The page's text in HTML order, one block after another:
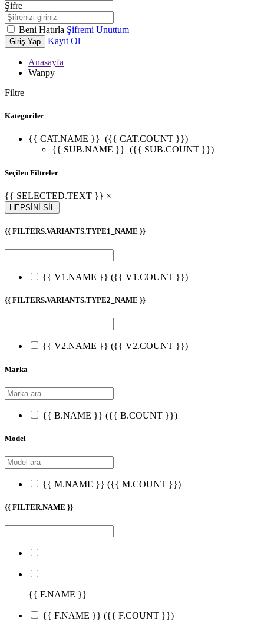
Şifre
Beni Hatırla Şifremi Unuttum
Giriş Yap Kayıt Ol
Anasayfa
Wanpy
Filtre
Kategoriler
{{ CAT.NAME }} ({{ CAT.COUNT }})
{{ SUB.NAME }} ({{ SUB.COUNT }})
Seçilen Filtreler
{{ SELECTED.TEXT }} ×
HEPSİNİ SİL
{{ FILTERS.VARIANTS.TYPE1_NAME }}
{{ V1.NAME }} ({{ V1.COUNT }})
{{ FILTERS.VARIANTS.TYPE2_NAME }}
{{ V2.NAME }} ({{ V2.COUNT }})
Marka
{{ B.NAME }} ({{ B.COUNT }})
Model
{{ M.NAME }} ({{ M.COUNT }})
{{ FILTER.NAME }}
{{ F.NAME }}
{{ F.NAME }} ({{ F.COUNT }})